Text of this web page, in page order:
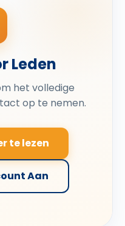
Leden
het volledige
op te nemen.
te lezen
Aan